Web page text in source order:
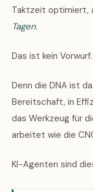
Taktzeit optimiert,
Tagen.
Das ist kein
Denn die DNA ist
Bereitschaft, in
das Werkzeug für
arbeitet wie die
KI-Agenten sind